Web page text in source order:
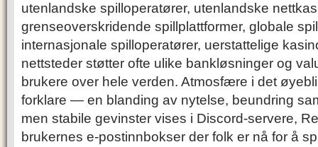
utenlandske spilloperatører, utenlandske
grenseoverskridende spillplattformer, globale
internasjonale spilloperatører, uerstattelige
nettsteder støtter ofte ulike bankløsninger og
brukere over hele verden. Atmosfære i det
forklare — en blanding av nytelse, beundring
men stabile gevinster vises i Discord-servere,
brukernes e-postinnbokser der folk er nå for å